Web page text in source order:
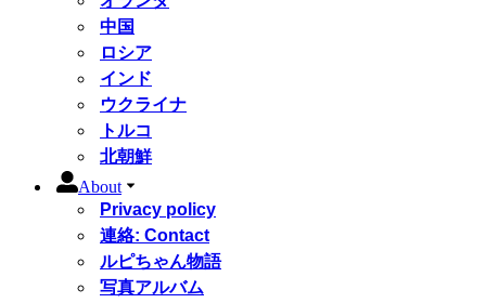
中国
ロシア
インド
ウクライナ
トルコ
北朝鮮
About
Privacy policy
連絡: Contact
ルピちゃん物語
写真アルバム